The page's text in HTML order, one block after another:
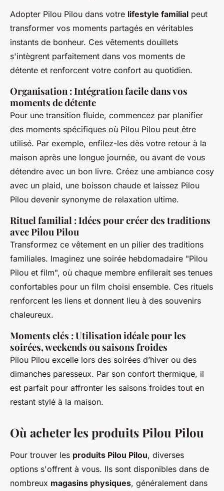
Adopter Pilou Pilou dans votre lifestyle familial peut
transformer vos moments partagés en véritables
instants de bonheur. Ces vêtements douillets
s'intègrent parfaitement dans vos moments de
détente et renforcent votre confort au quotidien.
Organisation : Intégration facile dans vos
moments de détente
Pour une transition fluide, commencez par planifier
des moments spécifiques où Pilou Pilou peut être
utilisé. Par exemple, enfilez-les dès votre retour à la
maison après une longue journée, ou avant de vous
détendre avec un bon livre. Créez une ambiance cosy
avec un plaid, une boisson chaude et laissez Pilou
Pilou devenir synonyme de relaxation ultime.
Rituel familial : Idées pour créer des traditions
avec Pilou Pilou
Transformez ce vêtement en un pilier des traditions
familiales. Imaginez une soirée hebdomadaire "Pilou
Pilou et film", où chaque membre enfilerait ses tenues
confortables pour un film choisi ensemble. Ces rituels
renforcent les liens et donnent lieu à des souvenirs
chaleureux.
Moments clés : Utilisation idéale pour les
soirées, weekends ou saisons froides
Pilou Pilou excelle lors des soirées d’hiver ou des
dimanches paresseux. Par son confort thermique, il
est parfait pour affronter les saisons froides tout en
restant stylé à la maison.
Où acheter les produits Pilou Pilou
Pour trouver les produits Pilou Pilou, diverses
options s'offrent à vous. Ils sont disponibles dans de
nombreux magasins physiques, généralement dans